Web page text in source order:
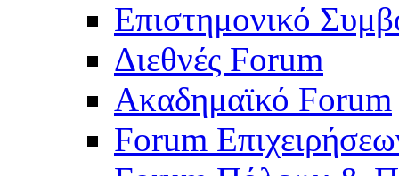
Επιστημονικό
Διεθνές Forum
Ακαδημαϊκό Forum
Forum